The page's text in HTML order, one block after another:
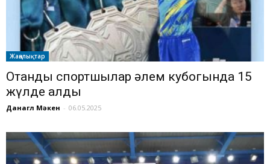
Жаңалықтар
Отандық спортшылар әлем кубогында 15
жүлде алды
Данагүл Мәкен - 06.05.2025